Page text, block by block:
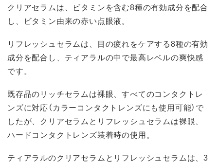
クリアセラムは、ビタミンを含む8種の有効成分を配合
し、ビタミン由来の赤い点眼液。
リフレッシュセラムは、目の疲れをケアする8種の有効
成分を配合し、ティアラルの中で最高レベルの爽快感
です。
既存品のリッチセラムは裸眼、すべてのコンタクトレ
ンズに対応（カラーコンタクトレンズにも使用可能）で
したが、クリアセラムとリフレッシュセラムは裸眼、
ハードコンタクトレンズ装着時の使用。
ティアラルのクリアセラムとリフレッシュセラムは、3